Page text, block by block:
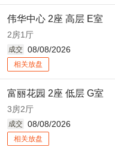
伟华中心 2座 高层 E室
2房1厅
成交 08/08/2026
相关放盘
富丽花园 2座 低层 G室
3房2厅
成交 08/08/2026
相关放盘